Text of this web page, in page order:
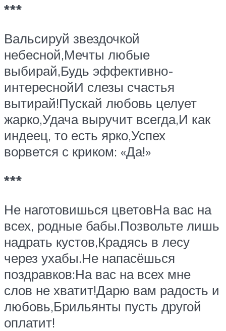
***
Вальсируй звездочкой
небесной,Мечты любые
выбирай,Будь эффективно-
интереснойИ слезы счастья
вытирай!Пускай любовь целует
жарко,Удача выручит всегда,И как
индеец, то есть ярко,Успех
ворвется с криком: «Да!»
***
Не наготовишься цветовНа вас на
всех, родные бабы.Позвольте лишь
надрать кустов,Крадясь в лесу
через ухабы.Не напасёшься
поздравков:На вас на всех мне
слов не хватит!Дарю вам радость и
любовь,Брильянты пусть другой
оплатит!